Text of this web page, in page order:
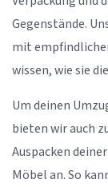
Gegenstände.
mit
wissen, wie sie
Um deinen
bieten wir auch
Auspacken
Möbel an. So